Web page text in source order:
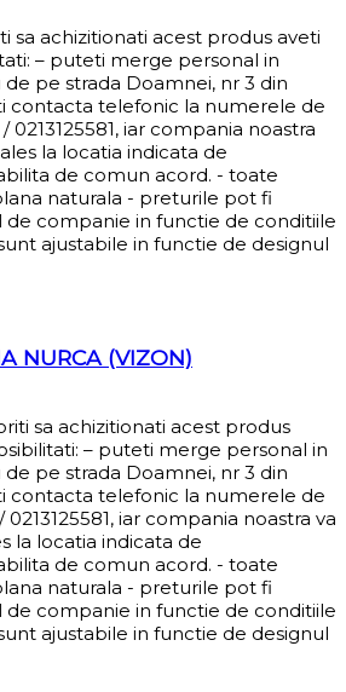
sa achizitionati acest produs aveti
– puteti merge personal in
pe strada Doamnei, nr 3 din
contacta telefonic la numerele de
iar compania noastra
la locatia indicata de
de comun acord. - toate
naturala - preturile pot fi
companie in functie de conditiile
ajustabile in functie de designul
NURCA (VIZON)
sa achizitionati acest produs
– puteti merge personal in
pe strada Doamnei, nr 3 din
contacta telefonic la numerele de
iar compania noastra va
la locatia indicata de
de comun acord. - toate
naturala - preturile pot fi
companie in functie de conditiile
ajustabile in functie de designul